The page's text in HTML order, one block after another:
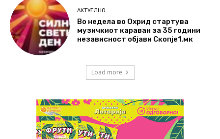
АКТУЕЛНО
Во недела во Охрид стартува
музичкиот караван за 35 години
независност објави Скопје1.мк
Load more